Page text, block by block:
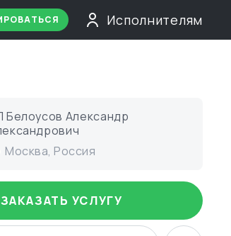
Исполнителям
Белоусов Александр
Москва, Россия
ЗАКАЗАТЬ УСЛУГУ